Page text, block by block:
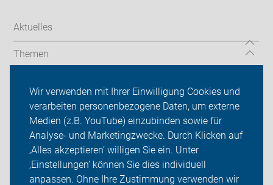
Wir verwenden mit Ihrer Einwilligung Cookies und
verarbeiten personenbezogene Daten, um externe
Medien (z.B. YouTube) einzubinden sowie für
Analyse- und Marketingzwecke. Durch Klicken auf
‚Alles akzeptieren‘ willigen Sie ein. Unter
‚Einstellungen‘ können Sie dies individuell
anpassen. Ohne Ihre Zustimmung verwenden wir
Aktuelles
Themen
Radtouren
Über uns
Sei dabei